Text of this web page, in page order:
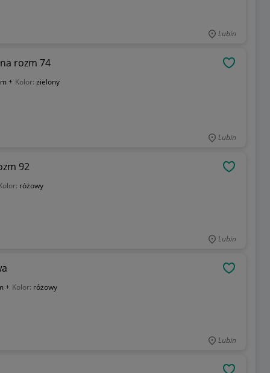
Lubin
rozm 74
+ Kolor: zielony
Lubin
92
różowy
Lubin
+ Kolor: różowy
Lubin